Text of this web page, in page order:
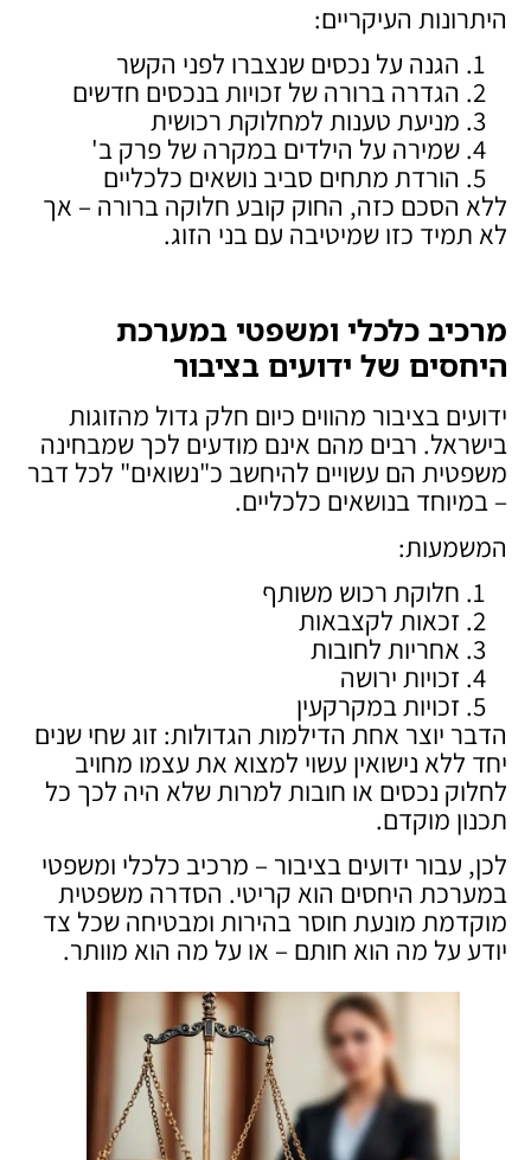
היתרונות העיקריים:
הגנה על נכסים שנצברו לפני הקשר
הגדרה ברורה של זכויות בנכסים חדשים
מניעת טענות למחלוקת רכושית
שמירה על הילדים במקרה של פרק ב'
הורדת מתחים סביב נושאים כלכליים
ללא הסכם כזה, החוק קובע חלוקה ברורה – אך
לא תמיד כזו שמיטיבה עם בני הזוג.
מרכיב כלכלי ומשפטי במערכת
היחסים של ידועים בציבור
ידועים בציבור מהווים כיום חלק גדול מהזוגות
בישראל. רבים מהם אינם מודעים לכך שמבחינה
משפטית הם עשויים להיחשב כ"נשואים" לכל דבר
– במיוחד בנושאים כלכליים.
המשמעות:
חלוקת רכוש משותף
זכאות לקצבאות
אחריות לחובות
זכויות ירושה
זכויות במקרקעין
הדבר יוצר אחת הדילמות הגדולות: זוג שחי שנים
יחד ללא נישואין עשוי למצוא את עצמו מחויב
לחלוק נכסים או חובות למרות שלא היה לכך כל
תכנון מוקדם.
לכן, עבור ידועים בציבור – מרכיב כלכלי ומשפטי
במערכת היחסים הוא קריטי. הסדרה משפטית
מוקדמת מונעת חוסר בהירות ומבטיחה שכל צד
יודע על מה הוא חותם – או על מה הוא מוותר.